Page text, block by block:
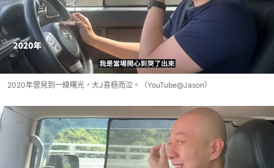
2020年曾見到一線曙光，大J喜極而泣。（YouTube@Jason）